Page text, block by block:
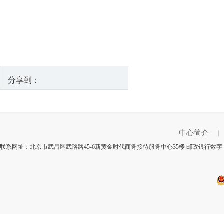
分享到：
中心简介
联系网址：北京市武昌区武珞路45-6新黄金时代商务接待服务中心35楼 邮政银行数